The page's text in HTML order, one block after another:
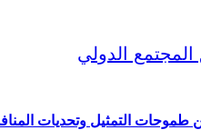
طموحات التمثيل وتحديات